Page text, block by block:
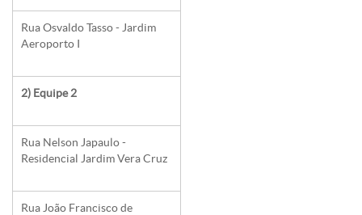
Rua Osvaldo Tasso - Jardim
Aeroporto I
2) Equipe 2
Rua Nelson Japaulo -
Residencial Jardim Vera Cruz
Rua João Francisco de